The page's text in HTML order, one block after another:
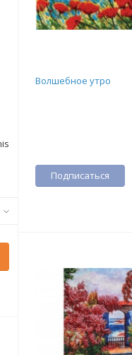
Волшебное утро
Подписаться